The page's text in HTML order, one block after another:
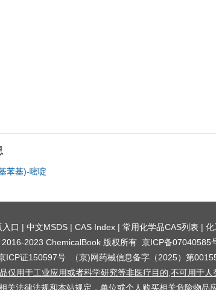
苯基)-嘧啶
入口 | 中文MSDS | CAS Index | 常用化学品CAS列表 | 化
2023 ChemicalBook 版权所有 京ICP备07040585
ICP证150597号 （京)网药械信息备字（2025）第
仅用于工业应用或者科学研究等非医疗目的,不可用于人
关法律法规和本站规定，单位或个人购买相关危险物品